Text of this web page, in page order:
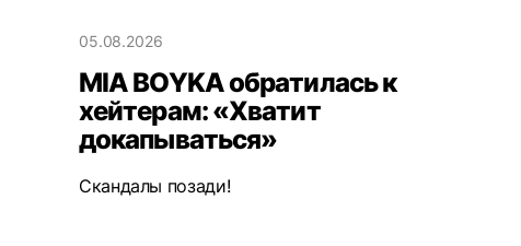
05.08.2026
MIA BOYKA обратилась к
хейтерам: «Хватит
докапываться»
Скандалы позади!